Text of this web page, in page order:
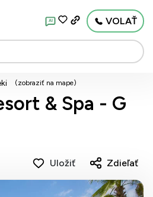
AI VOLAŤ
(zobraziť na mape)
& Spa - G
Uložiť
Zdieľať